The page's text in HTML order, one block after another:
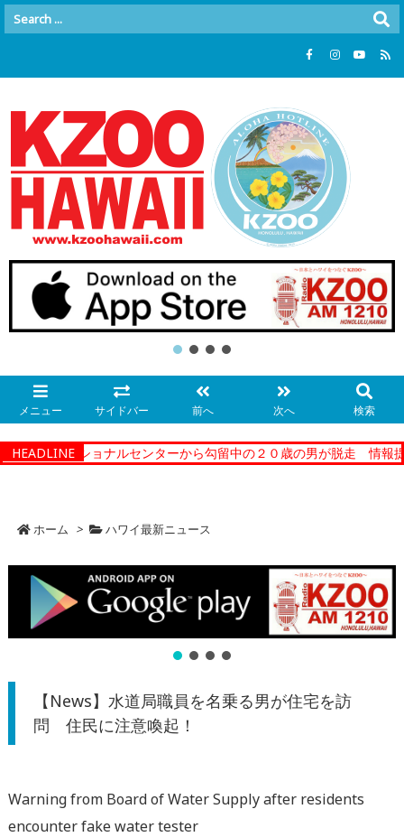
メニュー サイドバー 前へ 次へ 検索
HEADLINE
ーコレクショナルセンターから勾留中の２０歳の男が脱走 情報提供
ホーム > ハワイ最新ニュース
【News】水道局職員を名乗る男が住宅を訪
問 住民に注意喚起！
Warning from Board of Water Supply after residents
encounter fake water tester